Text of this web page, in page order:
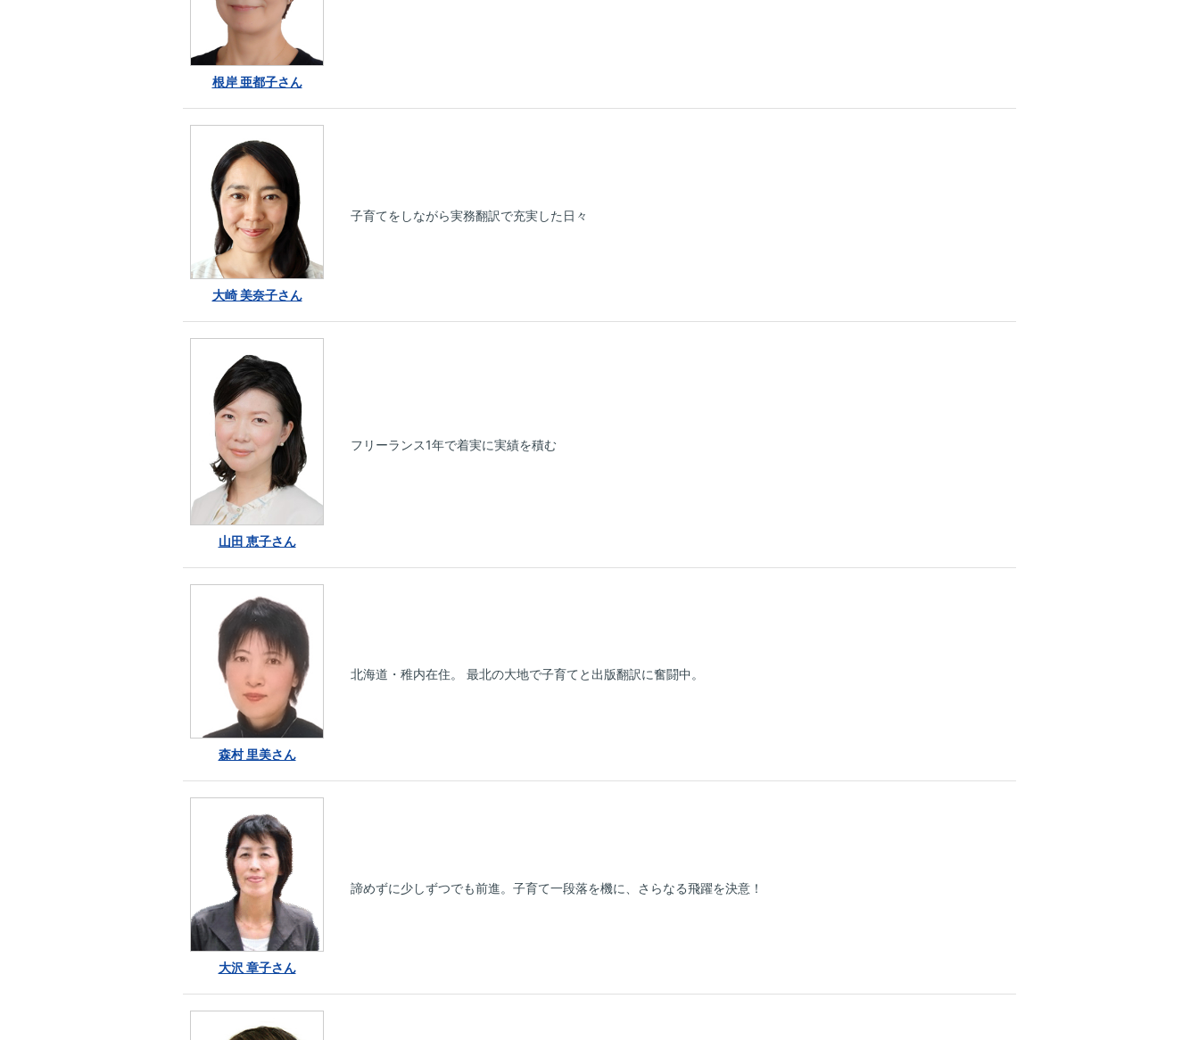
根岸 亜都子さん
大崎 美奈子さん
子育てをしながら実務翻訳で充実した日々
山田 恵子さん
フリーランス1年で着実に実績を積む
森村 里美さん
北海道・稚内在住。 最北の大地で子育てと出版翻訳に奮闘中。
大沢 章子さん
諦めずに少しずつでも前進。子育て一段落を機に、さらなる飛躍を決意！